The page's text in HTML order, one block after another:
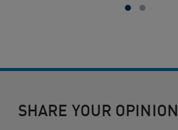
SHARE YOUR OPINION